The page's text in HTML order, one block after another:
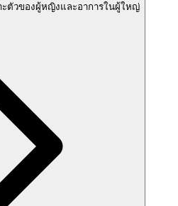
ตัวของผู้หญิงและอาการในผู้ใหญ่